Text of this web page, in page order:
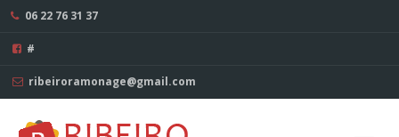
06 22 76 31 37
#
ribeiroramonage@gmail.com